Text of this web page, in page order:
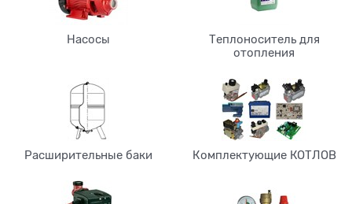
Насосы
Теплоноситель для
отопления
Расширительные баки Комплектующие КОТЛОВ